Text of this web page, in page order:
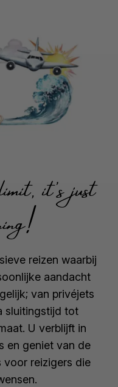
it's just
reizen waarbij
aandacht
van privéjets
sluitingstijd tot
U verblijft in
en geniet van de
voor reizigers die